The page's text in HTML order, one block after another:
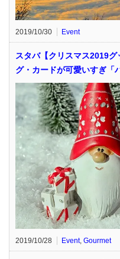
2019/10/30 Event
スタバ【クリスマス2019
グ・カードが可愛いすぎ「
2019/10/28 Event, Gourmet